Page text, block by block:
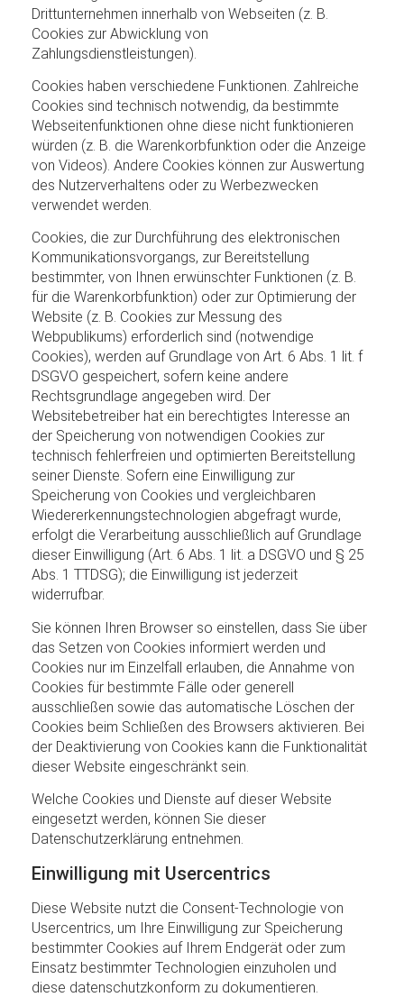
Drittunternehmen innerhalb von Webseiten (z. B.
Cookies zur Abwicklung von
Zahlungsdienstleistungen).
Cookies haben verschiedene Funktionen. Zahlreiche
Cookies sind technisch notwendig, da bestimmte
Webseitenfunktionen ohne diese nicht funktionieren
würden (z. B. die Warenkorbfunktion oder die Anzeige
von Videos). Andere Cookies können zur Auswertung
des Nutzerverhaltens oder zu Werbezwecken
verwendet werden.
Cookies, die zur Durchführung des elektronischen
Kommunikationsvorgangs, zur Bereitstellung
bestimmter, von Ihnen erwünschter Funktionen (z. B.
für die Warenkorbfunktion) oder zur Optimierung der
Website (z. B. Cookies zur Messung des
Webpublikums) erforderlich sind (notwendige
Cookies), werden auf Grundlage von Art. 6 Abs. 1 lit. f
DSGVO gespeichert, sofern keine andere
Rechtsgrundlage angegeben wird. Der
Websitebetreiber hat ein berechtigtes Interesse an
der Speicherung von notwendigen Cookies zur
technisch fehlerfreien und optimierten Bereitstellung
seiner Dienste. Sofern eine Einwilligung zur
Speicherung von Cookies und vergleichbaren
Wiedererkennungstechnologien abgefragt wurde,
erfolgt die Verarbeitung ausschließlich auf Grundlage
dieser Einwilligung (Art. 6 Abs. 1 lit. a DSGVO und § 25
Abs. 1 TTDSG); die Einwilligung ist jederzeit
widerrufbar.
Sie können Ihren Browser so einstellen, dass Sie über
das Setzen von Cookies informiert werden und
Cookies nur im Einzelfall erlauben, die Annahme von
Cookies für bestimmte Fälle oder generell
ausschließen sowie das automatische Löschen der
Cookies beim Schließen des Browsers aktivieren. Bei
der Deaktivierung von Cookies kann die Funktionalität
dieser Website eingeschränkt sein.
Welche Cookies und Dienste auf dieser Website
eingesetzt werden, können Sie dieser
Datenschutzerklärung entnehmen.
Einwilligung mit Usercentrics
Diese Website nutzt die Consent-Technologie von
Usercentrics, um Ihre Einwilligung zur Speicherung
bestimmter Cookies auf Ihrem Endgerät oder zum
Einsatz bestimmter Technologien einzuholen und
diese datenschutzkonform zu dokumentieren.